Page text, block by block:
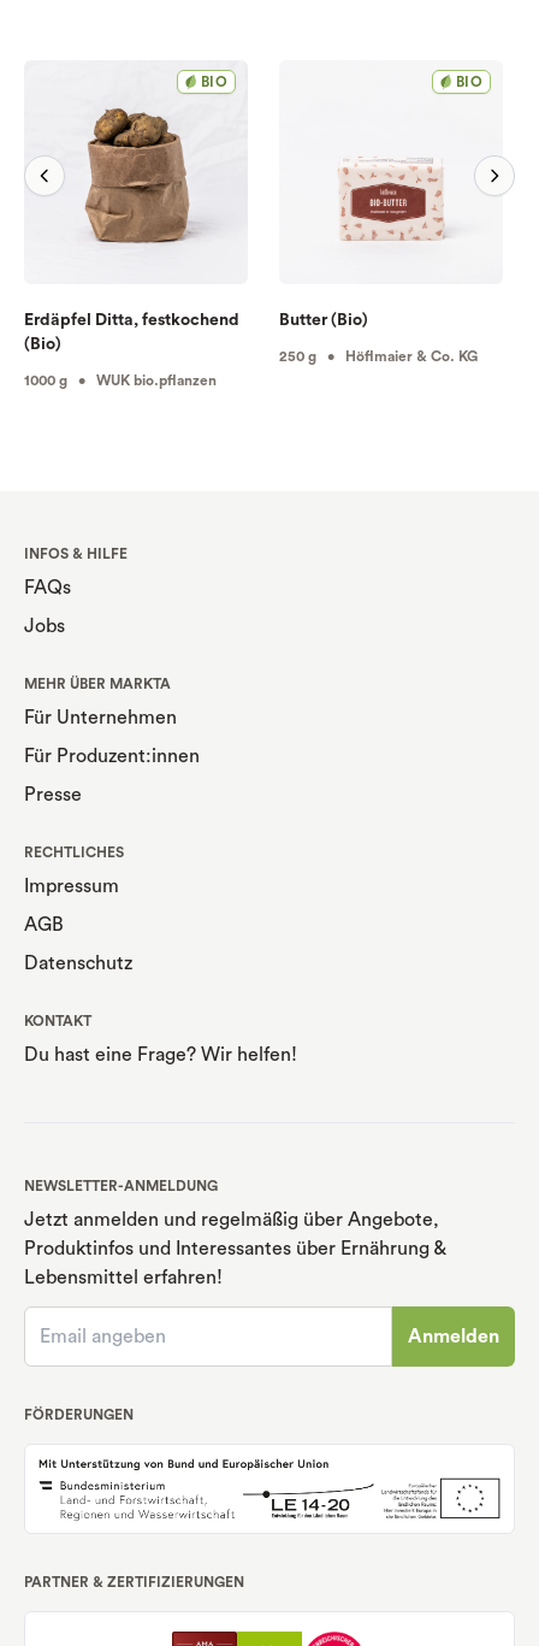
BIO
Erdäpfel Ditta, festkochend
(Bio)
1000 g • WUK bio.pflanzen
BIO
Butter (Bio)
250 g • Höflmaier & Co. KG
INFOS & HILFE
FAQs
Jobs
MEHR ÜBER MARKTA
Für Unternehmen
Für Produzent:innen
Presse
RECHTLICHES
Impressum
AGB
Datenschutz
KONTAKT
Du hast eine Frage? Wir helfen!
NEWSLETTER-ANMELDUNG
Jetzt anmelden und regelmäßig über Angebote,
Produktinfos und Interessantes über Ernährung &
Lebensmittel erfahren!
Anmelden
FÖRDERUNGEN
PARTNER & ZERTIFIZIERUNGEN